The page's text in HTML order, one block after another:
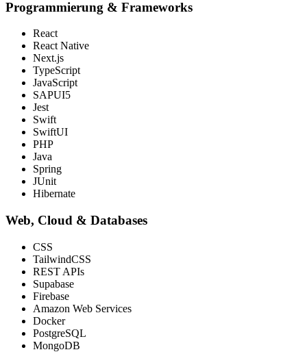
Programmierung & Frameworks
React
React Native
Next.js
TypeScript
JavaScript
SAPUI5
Jest
Swift
SwiftUI
PHP
Java
Spring
JUnit
Hibernate
Web, Cloud & Databases
CSS
TailwindCSS
REST APIs
Supabase
Firebase
Amazon Web Services
Docker
PostgreSQL
MongoDB